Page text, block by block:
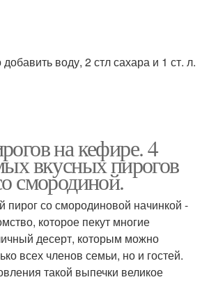
воду, 2 стл сахара и 1 ст. л.
на кефире. 4
вкусных пирогов
смородиной.
со смородиновой начинкой -
которое пекут многие
десерт, которым можно
всех членов семьи, но и гостей.
такой выпечки великое